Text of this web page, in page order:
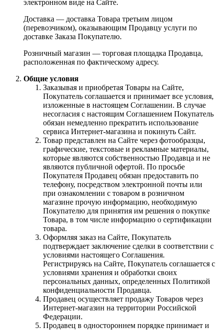
электронном виде на Сайте.
Доставка — доставка Товара третьим лицом
(перевозчиком), оказывающим Продавцу услуги по
доставке Заказа Покупателю.
Розничный магазин — торговая площадка Продавца,
расположенная по фактическому адресу.
Общие условия
Заказывая и приобретая Товары на Сайте,
Покупатель соглашается и принимает все условия,
изложенные в настоящем Соглашении. В случае
несогласия с настоящим Соглашением Покупатель
обязан немедленно прекратить использование
сервиса Интернет-магазина и покинуть Сайт.
Товар представлен на Сайте через фотообразцы,
графические, текстовые и рекламные материалы,
которые являются собственностью Продавца и не
являются публичной офертой. По просьбе
Покупателя Продавец обязан предоставить по
телефону, посредством электронной почты или
при ознакомлении с товаром в розничном
магазине прочую информацию, необходимую
Покупателю для принятия им решения о покупке
Товара, в том числе информацию о сертификации
товара.
Оформляя заказ на Сайте, Покупатель
подтверждает заключение сделки в соответствии с
условиями настоящего Соглашения.
Регистрируясь на Сайте, Покупатель соглашается с
условиями хранения и обработки своих
персональных данных, определенных Политикой
конфиденциальности Продавца.
Продавец осуществляет продажу Товаров через
Интернет-магазин на территории Российской
Федерации.
Продавец в одностороннем порядке принимает и